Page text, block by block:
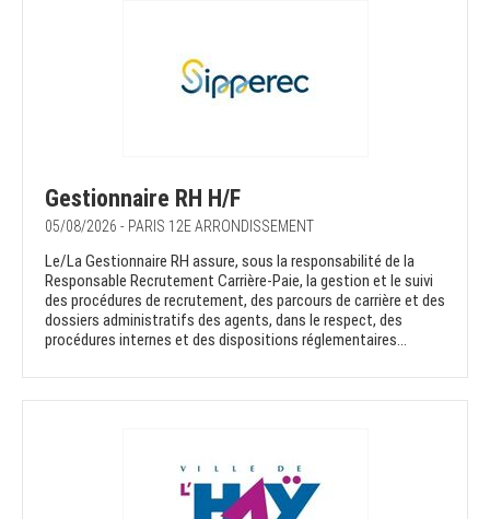
Gestionnaire RH H/F
05/08/2026 - PARIS 12E ARRONDISSEMENT
Le/La Gestionnaire RH assure, sous la responsabilité de la
Responsable Recrutement Carrière-Paie, la gestion et le suivi
des procédures de recrutement, des parcours de carrière et des
dossiers administratifs des agents, dans le respect, des
procédures internes et des dispositions réglementaires...